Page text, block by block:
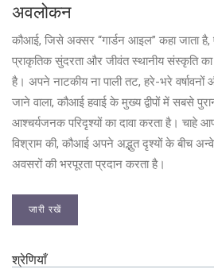
अवलोकन
कौआई, जिसे अक्सर “गार्डन आइल” कहा जाता है,
प्राकृतिक सुंदरता और जीवंत स्थानीय संस्कृति
है। अपने नाटकीय ना पाली तट, हरे-भरे
जाने वाला, कौआई हवाई के मुख्य द्वीपों में सबसे
आश्चर्यजनक परिदृश्यों का दावा करता है। चाहे
विश्राम की, कौआई अपने अद्भुत दृश्यों के बीच
अवसरों की भरपूरता प्रदान करता है।
जारी रखें
श्रेणियाँ